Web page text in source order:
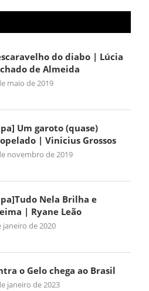
do diabo | Lúcia
de Almeida
maio de 2019
Um garoto (quase)
| Vinicius Grossos
novembro de 2019
Nela Brilha e
| Ryane Leão
janeiro de 2020
o Gelo chega ao Brasil
janeiro de 2023